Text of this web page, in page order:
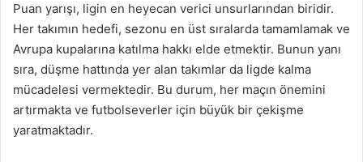
Puan yarışı, ligin en heyecan verici unsurlarından biridir.
Her takımın hedefi, sezonu en üst sıralarda tamamlamak ve
Avrupa kupalarına katılma hakkı elde etmektir. Bunun yanı
sıra, düşme hattında yer alan takımlar da ligde kalma
mücadelesi vermektedir. Bu durum, her maçın önemini
artırmakta ve futbolseverler için büyük bir çekişme
yaratmaktadır.